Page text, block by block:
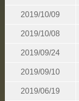
2019/10/09
2019/10/08
2019/09/24
2019/09/10
2019/06/19